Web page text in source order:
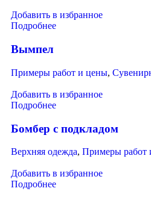
Добавить в избранное
Подробнее
Вымпел
Примеры работ и цены,
Добавить в избранное
Подробнее
Бомбер с подкладом
Верхняя одежда, Примеры работ
Добавить в избранное
Подробнее